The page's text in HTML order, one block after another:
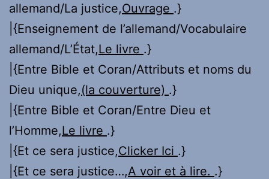
allemand/La justice,Ouvrage .}
|{Enseignement de l’allemand/Vocabulaire
allemand/L’État,Le livre .}
|{Entre Bible et Coran/Attributs et noms du
Dieu unique,(la couverture) .}
|{Entre Bible et Coran/Entre Dieu et
l’Homme,Le livre .}
|{Et ce sera justice,Clicker Ici .}
|{Et ce sera justice…,A voir et à lire. .}